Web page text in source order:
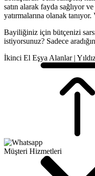
satın alarak fayda sağlıyor
yatırmalarına olanak
Bayiliğiniz için bütçenizi
istiyorsunuz? Sadece
İkinci El Eşya Alanlar |
Müşteri Hizmetleri